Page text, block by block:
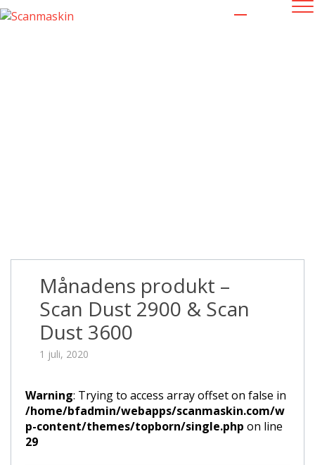
Månadens produkt –
Scan Dust 2900 & Scan
Dust 3600
1 juli, 2020
Warning: Trying to access array offset on false in
/home/bfadmin/webapps/scanmaskin.com/w
p-content/themes/topborn/single.php on line
29